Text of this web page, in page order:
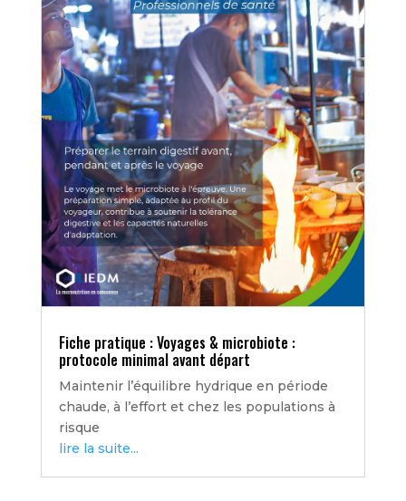
Fiche pratique : Voyages & microbiote :
protocole minimal avant départ
Maintenir l’équilibre hydrique en période
chaude, à l’effort et chez les populations à
risque
lire la suite...